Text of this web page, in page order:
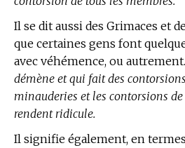
Il se dit aussi des Grimaces et
que certaines gens font
avec véhémence, ou autrement.
démène et qui fait des
minauderies et les contorsions
rendent ridicule.
Il signifie également, en